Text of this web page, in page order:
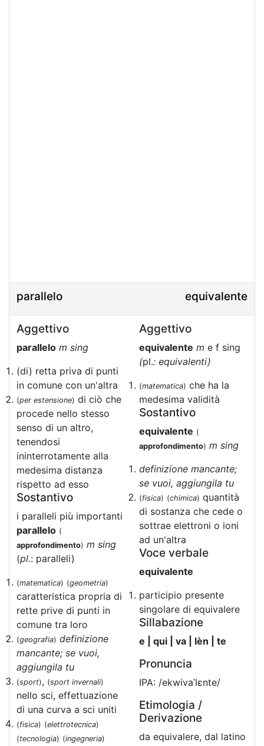
parallelo equivalente
Aggettivo
parallelo m sing
(di) retta priva di punti
in comune con un'altra
(per estensione) di ciò che
procede nello stesso
senso di un altro,
tenendosi
ininterrotamente alla
medesima distanza
rispetto ad esso
Sostantivo
i paralleli più importanti
parallelo (
approfondimento) m sing
(pl.: paralleli)
(matematica) (geometria)
caratteristica propria di
rette prive di punti in
comune tra loro
(geografia) definizione
mancante; se vuoi,
aggiungila tu
(sport), (sport invernali)
nello sci, effettuazione
di una curva a sci uniti
(fisica) (elettrotecnica)
(tecnologia) (ingegneria)
Aggettivo
equivalente m e f sing
(pl.: equivalenti)
(matematica) che ha la
medesima validità
Sostantivo
equivalente (
approfondimento) m sing
definizione mancante;
se vuoi, aggiungila tu
(fisica) (chimica) quantità
di sostanza che cede o
sottrae elettroni o ioni
ad un'altra
Voce verbale
equivalente
participio presente
singolare di equivalere
Sillabazione
e | qui | va | lèn | te
Pronuncia
IPA: /ekwivaˈlɛnte/
Etimologia /
Derivazione
da equivalere, dal latino